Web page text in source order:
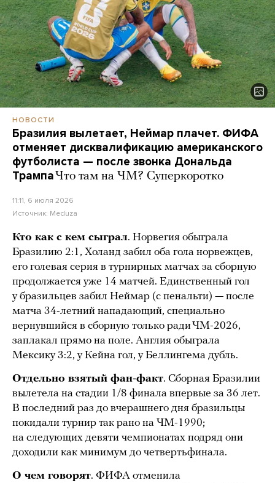
НОВОСТИ
Бразилия вылетает, Неймар плачет. ФИФА
отменяет дисквалификацию американского
футболиста — после звонка Дональда
Трампа Что там на ЧМ? Суперкоротко
11:11, 6 июля 2026
Источник: Meduza
Кто как с кем сыграл. Норвегия обыграла
Бразилию 2:1, Холанд забил оба гола норвежцев,
его голевая серия в турнирных матчах за сборную
продолжается уже 14 матчей. Единственный гол
у бразильцев забил Неймар (с пенальти) — после
матча 34-летний нападающий, специально
вернувшийся в сборную только ради ЧМ-2026,
заплакал прямо на поле. Англия обыграла
Мексику 3:2, у Кейна гол, у Беллингема дубль.
Отдельно взятый фан-факт. Сборная Бразилии
вылетела на стадии 1/8 финала впервые за 36 лет.
В последний раз до вчерашнего дня бразильцы
покидали турнир так рано на ЧМ-1990;
на следующих девяти чемпионатах подряд они
доходили как минимум до четвертьфинала.
О чем говорят. ФИФА отменила